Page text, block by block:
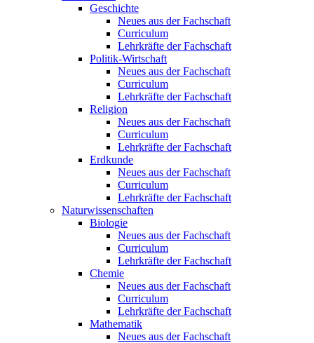
Geschichte
Neues aus der Fachschaft
Curriculum
Lehrkräfte der Fachschaft
Politik-Wirtschaft
Neues aus der Fachschaft
Curriculum
Lehrkräfte der Fachschaft
Religion
Neues aus der Fachschaft
Curriculum
Lehrkräfte der Fachschaft
Erdkunde
Neues aus der Fachschaft
Curriculum
Lehrkräfte der Fachschaft
Naturwissenschaften
Biologie
Neues aus der Fachschaft
Curriculum
Lehrkräfte der Fachschaft
Chemie
Neues aus der Fachschaft
Curriculum
Lehrkräfte der Fachschaft
Mathematik
Neues aus der Fachschaft